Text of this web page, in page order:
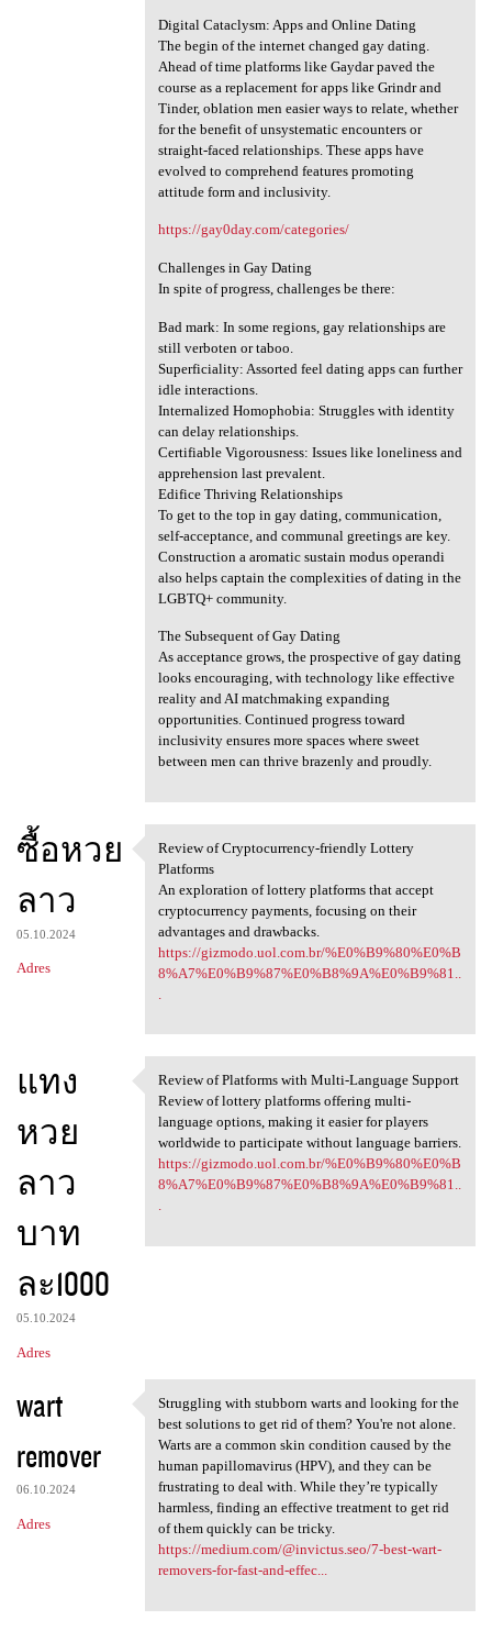
Digital Cataclysm: Apps and Online Dating
The begin of the internet changed gay dating.
Ahead of time platforms like Gaydar paved the
course as a replacement for apps like Grindr and
Tinder, oblation men easier ways to relate, whether
for the benefit of unsystematic encounters or
straight-faced relationships. These apps have
evolved to comprehend features promoting
attitude form and inclusivity.
https://gay0day.com/categories/
Challenges in Gay Dating
In spite of progress, challenges be there:
Bad mark: In some regions, gay relationships are
still verboten or taboo.
Superficiality: Assorted feel dating apps can further
idle interactions.
Internalized Homophobia: Struggles with identity
can delay relationships.
Certifiable Vigorousness: Issues like loneliness and
apprehension last prevalent.
Edifice Thriving Relationships
To get to the top in gay dating, communication,
self-acceptance, and communal greetings are key.
Construction a aromatic sustain modus operandi
also helps captain the complexities of dating in the
LGBTQ+ community.
The Subsequent of Gay Dating
As acceptance grows, the prospective of gay dating
looks encouraging, with technology like effective
reality and AI matchmaking expanding
opportunities. Continued progress toward
inclusivity ensures more spaces where sweet
between men can thrive brazenly and proudly.
ซื้อหวย
ลาว
05.10.2024
Adres
Review of Cryptocurrency
Review of Cryptocurrency-friendly Lottery
Platforms
An exploration of lottery platforms that accept
cryptocurrency payments, focusing on their
advantages and drawbacks.
https://gizmodo.uol.com.br/%E0%B9%80%E0%B
8%A7%E0%B9%87%E0%B8%9A%E0%B9%81..
แทง
หวย
ลาว
บาท
ละ1000
05.10.2024
Adres
Review of Platforms with
Review of Platforms with Multi-Language Support
Review of lottery platforms offering multi-
language options, making it easier for players
worldwide to participate without language barriers.
https://gizmodo.uol.com.br/%E0%B9%80%E0%B
8%A7%E0%B9%87%E0%B8%9A%E0%B9%81..
.
wart
remover
06.10.2024
Adres
Struggling with stubborn
Struggling with stubborn warts and looking for the
best solutions to get rid of them? You're not alone.
Warts are a common skin condition caused by the
human papillomavirus (HPV), and they can be
frustrating to deal with. While they’re typically
harmless, finding an effective treatment to get rid
of them quickly can be tricky.
https://medium.com/@invictus.seo/7-best-wart-
removers-for-fast-and-effec...